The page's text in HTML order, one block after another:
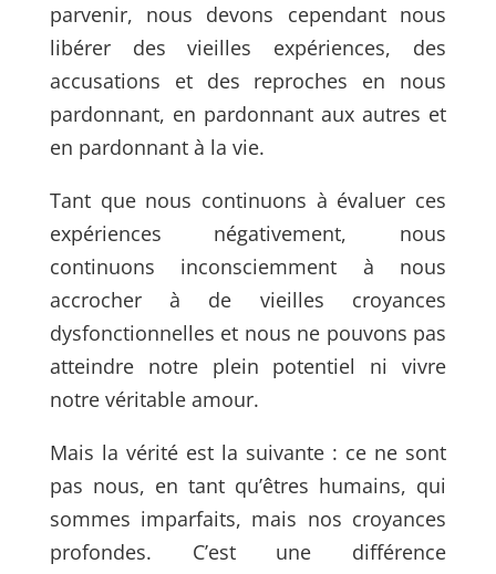
parvenir, nous devons cependant nous
libérer des vieilles expériences, des
accusations et des reproches en nous
pardonnant, en pardonnant aux autres et
en pardonnant à la vie.
Tant que nous continuons à évaluer ces
expériences négativement, nous
continuons inconsciemment à nous
accrocher à de vieilles croyances
dysfonctionnelles et nous ne pouvons pas
atteindre notre plein potentiel ni vivre
notre véritable amour.
Mais la vérité est la suivante : ce ne sont
pas nous, en tant qu’êtres humains, qui
sommes imparfaits, mais nos croyances
profondes. C’est une différence